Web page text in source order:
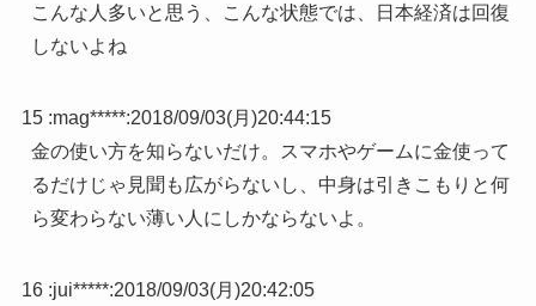
こんな人多いと思う、こんな状態では、日本経済は回復
しないよね
15 :mag*****:2018/09/03(月)20:44:15
金の使い方を知らないだけ。スマホやゲームに金使って
るだけじゃ見聞も広がらないし、中身は引きこもりと何
ら変わらない薄い人にしかならないよ。
16 :jui*****:2018/09/03(月)20:42:05